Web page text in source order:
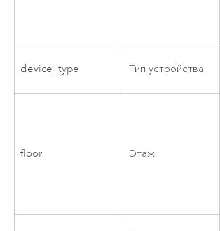
device_type Тип устройства
floor Этаж